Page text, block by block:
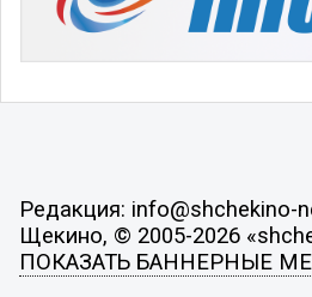
Редакция: info@shchekino-
Щекино, © 2005-2026
ПОКАЗАТЬ БАННЕРНЫЕ